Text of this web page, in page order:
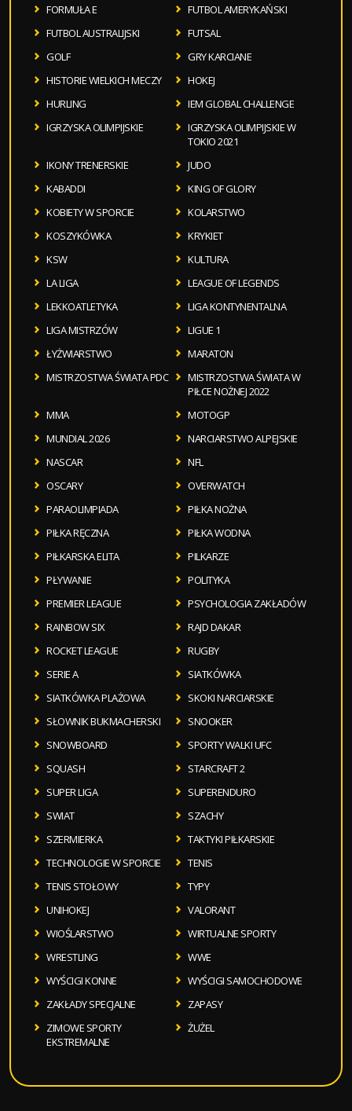
FORMUŁA E
FUTBOL AMERYKAŃSKI
FUTBOL AUSTRALIJSKI
FUTSAL
GOLF
GRY KARCIANE
HISTORIE WIELKICH MECZY
HOKEJ
HURLING
IEM GLOBAL CHALLENGE
IGRZYSKA OLIMPIJSKIE
IGRZYSKA OLIMPIJSKIE W
TOKIO 2021
IKONY TRENERSKIE
JUDO
KABADDI
KING OF GLORY
KOBIETY W SPORCIE
KOLARSTWO
KOSZYKÓWKA
KRYKIET
KSW
KULTURA
LA LIGA
LEAGUE OF LEGENDS
LEKKOATLETYKA
LIGA KONTYNENTALNA
LIGA MISTRZÓW
LIGUE 1
ŁYŻWIARSTWO
MARATON
MISTRZOSTWA ŚWIATA PDC
MISTRZOSTWA ŚWIATA W
PIŁCE NOŻNEJ 2022
MMA
MOTOGP
MUNDIAL 2026
NARCIARSTWO ALPEJSKIE
NASCAR
NFL
OSCARY
OVERWATCH
PARAOLIMPIADA
PIŁKA NOŻNA
PIŁKA RĘCZNA
PIŁKA WODNA
PIŁKARSKA ELITA
PILKARZE
PŁYWANIE
POLITYKA
PREMIER LEAGUE
PSYCHOLOGIA ZAKŁADÓW
RAINBOW SIX
RAJD DAKAR
ROCKET LEAGUE
RUGBY
SERIE A
SIATKÓWKA
SIATKÓWKA PLAŻOWA
SKOKI NARCIARSKIE
SŁOWNIK BUKMACHERSKI
SNOOKER
SNOWBOARD
SPORTY WALKI UFC
SQUASH
STARCRAFT 2
SUPER LIGA
SUPERENDURO
SWIAT
SZACHY
SZERMIERKA
TAKTYKI PIŁKARSKIE
TECHNOLOGIE W SPORCIE
TENIS
TENIS STOŁOWY
TYPY
UNIHOKEJ
VALORANT
WIOŚLARSTWO
WIRTUALNE SPORTY
WRESTLING
WWE
WYŚCIGI KONNE
WYŚCIGI SAMOCHODOWE
ZAKŁADY SPECJALNE
ZAPASY
ZIMOWE SPORTY
EKSTREMALNE
ŻUŻEL